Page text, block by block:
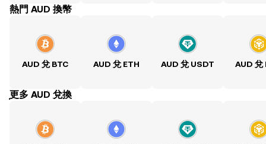
熱門 AUD 換幣
AUD 兌 BTC AUD 兌 ETH AUD 兌 USDT AUD 兌
ִִִִִִִִִִִִִִִִִִִִִִִִִִִִִִִִִִִִִִִִִִִִִִִִ更多 AUD 兌換